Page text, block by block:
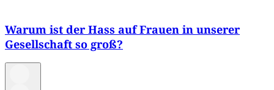
Warum ist der Hass auf Frauen in unserer
Gesellschaft so groß?